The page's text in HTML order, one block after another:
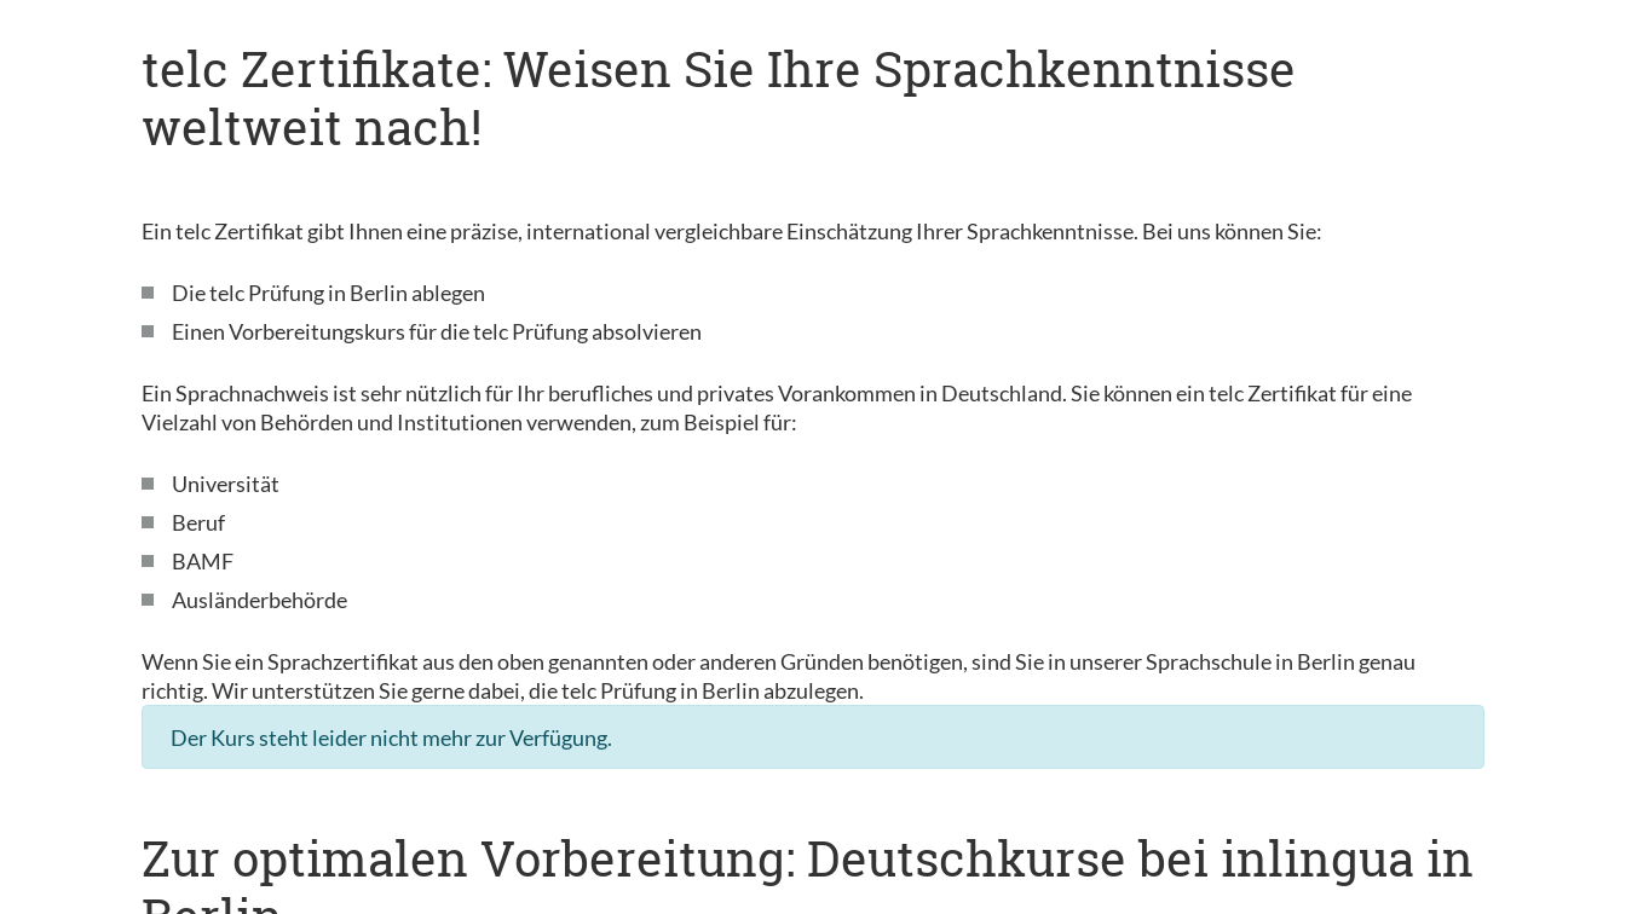
telc Zertifikate: Weisen Sie Ihre Sprachkenntnisse
weltweit nach!
Ein telc Zertifikat gibt Ihnen eine präzise, international vergleichbare Einschätzung Ihrer Sprachkenntnisse. Bei uns können Sie:
Die telc Prüfung in Berlin ablegen
Einen Vorbereitungskurs für die telc Prüfung absolvieren
Ein Sprachnachweis ist sehr nützlich für Ihr berufliches und privates Vorankommen in Deutschland. Sie können ein telc Zertifikat für eine
Vielzahl von Behörden und Institutionen verwenden, zum Beispiel für:
Universität
Beruf
BAMF
Ausländerbehörde
Wenn Sie ein Sprachzertifikat aus den oben genannten oder anderen Gründen benötigen, sind Sie in unserer Sprachschule in Berlin genau
richtig. Wir unterstützen Sie gerne dabei, die telc Prüfung in Berlin abzulegen.
Der Kurs steht leider nicht mehr zur Verfügung.
Zur optimalen Vorbereitung: Deutschkurse bei inlingua in